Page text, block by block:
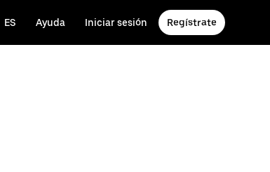
ES Ayuda Iniciar sesión Regístrate